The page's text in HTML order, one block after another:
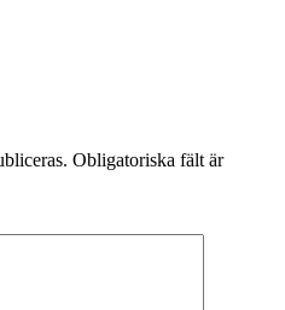
Obligatoriska fält är